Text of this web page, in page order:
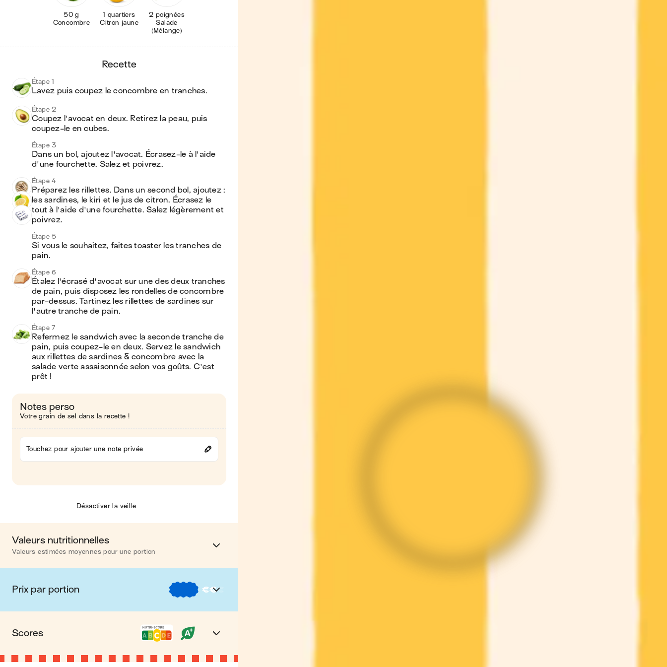
50 g
Concombre
1 quartiers
Citron jaune
2 poignées
Salade
(Mélange)
recette
Étape 1
Lavez puis coupez le concombre en tranches.
Étape 2
Coupez l'avocat en deux. Retirez la peau, puis
coupez-le en cubes.
Étape 3
Dans un bol, ajoutez l'avocat. Écrasez-le à l'aide
d'une fourchette. Salez et poivrez.
Étape 4
Préparez les rillettes. Dans un second bol, ajoutez :
les sardines, le kiri et le jus de citron. Écrasez le
tout à l'aide d'une fourchette. Salez légèrement et
poivrez.
Étape 5
Si vous le souhaitez, faites toaster les tranches de
pain.
Étape 6
Étalez l'écrasé d'avocat sur une des deux tranches
de pain, puis disposez les rondelles de concombre
par-dessus. Tartinez les rillettes de sardines sur
l'autre tranche de pain.
Étape 7
Refermez le sandwich avec la seconde tranche de
pain, puis coupez-le en deux. Servez le sandwich
aux rillettes de sardines & concombre avec la
salade verte assaisonnée selon vos goûts. C'est
prêt !
Notes perso
Votre grain de sel dans la recette !
Touchez pour ajouter une note privée
Désactiver la veille
Valeurs nutritionnelles
Valeurs estimées moyennes pour une portion
Calories 554 kcal
Matières grasses 33 g
Prix par portion €€€
€ Nos recettes à -2 € par portion
Nos recettes entre 2 € et 4 € par portion
Scores
Nutri-score C